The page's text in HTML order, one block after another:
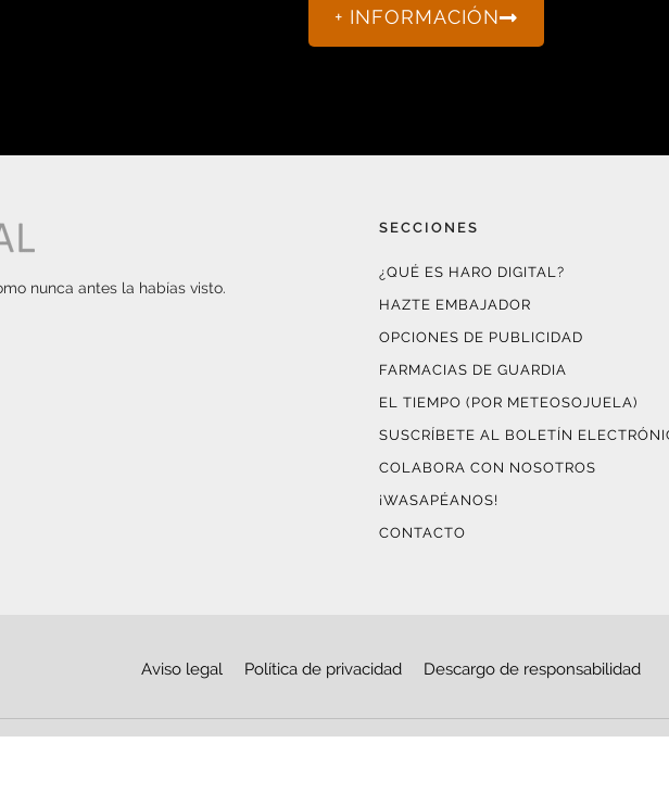
+ INFORMACIÓN
nunca antes la habías visto.
SECCIONES
¿QUÉ ES HARO DIGITAL?
HAZTE EMBAJADOR
OPCIONES DE PUBLICIDAD
FARMACIAS DE GUARDIA
EL TIEMPO (POR METEOSOJUELA)
SUSCRÍBETE AL BOLETÍN
COLABORA CON NOSOTROS
¡WASAPÉANOS!
CONTACTO
Aviso legal Política de privacidad Descargo de responsabilidad